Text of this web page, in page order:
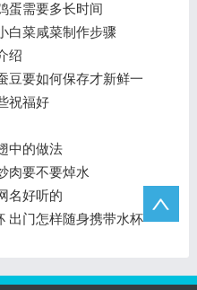
蛋需要多长时间
白菜咸菜制作步骤
绍
豆要如何保存才新鲜一
祝福好
中的做法
肉要不要焯水
名好听的
出门怎样随身携带水杯